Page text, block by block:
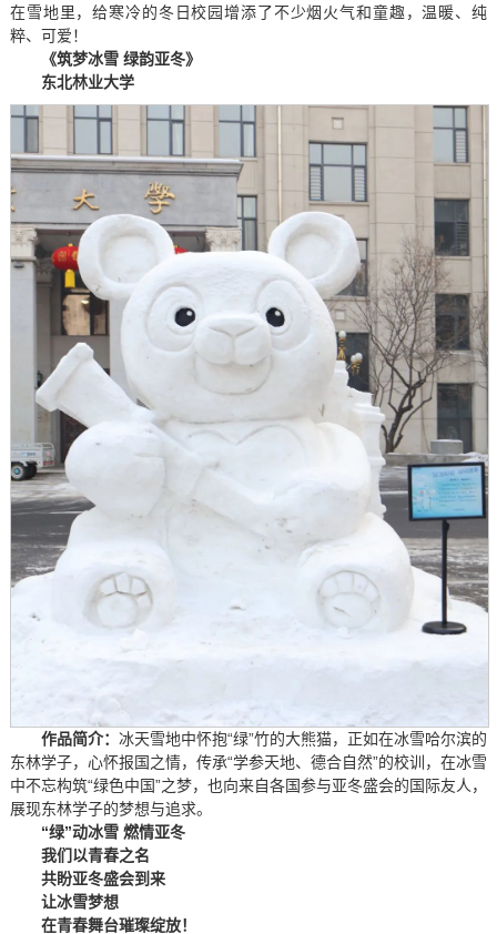
在雪地里，给寒冷的冬日校园增添了不少烟火气和童趣，温暖、纯
粹、可爱！
《筑梦冰雪 绿韵亚冬》
东北林业大学
作品简介： 冰天雪地中怀抱“绿”竹的大熊猫，正如在冰雪哈尔滨的
东林学子，心怀报国之情，传承“学参天地、德合自然”的校训，在冰雪
中不忘构筑“绿色中国”之梦，也向来自各国参与亚冬盛会的国际友人，
展现东林学子的梦想与追求。
“绿”动冰雪 燃情亚冬
我们以青春之名
共盼亚冬盛会到来
让冰雪梦想
在青春舞台璀璨绽放！